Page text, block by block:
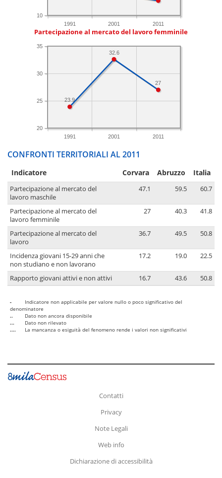
1991 2001 2011
10
Partecipazione al mercato del lavoro femminile
1991 2001 2011
20
25
30
35
27
32.6
23.9
CONFRONTI TERRITORIALI AL 2011
Indicatore Corvara Abruzzo Italia
Partecipazione al mercato del
lavoro maschile
47.1 59.5 60.7
Partecipazione al mercato del
lavoro femminile
27 40.3 41.8
Partecipazione al mercato del
lavoro
36.7 49.5 50.8
Incidenza giovani 15-29 anni che
non studiano e non lavorano
17.2 19.0 22.5
Rapporto giovani attivi e non attivi 16.7 43.6 50.8
-
Indicatore non applicabile per valore nullo o poco significativo del
denominatore
..
Dato non ancora disponibile
...
Dato non rilevato
....
La mancanza o esiguità del fenomeno rende i valori non significativi
Contatti
Privacy
Note Legali
Web info
Dichiarazione di accessibilità